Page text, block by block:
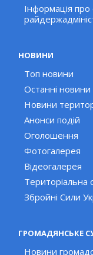
Інформація про
НОВИНИ
Топ новини
Останні новини
Новини
Анонси подій
Оголошення
Фотогалерея
Відеогалерея
Територіальна
Збройні Сили
ГРОМАДЯНСЬКЕ
Новини